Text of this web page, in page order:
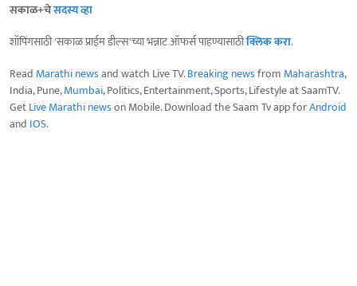
सकाळ+चेसदस्य व्हा
शॉपिंगसाठी 'सकाळ प्राईम डील्स'च्या भन्नाट ऑफर्स पाहण्यासाठीक्लिक करा.
Read Marathi newsand watch Live TV.Breaking newsfrom Maharashtra,
India, Pune,Mumbai, Politics, Entertainment, Sports, Lifestyle at SaamTV.
GetLive Marathi newson Mobile. Download the Saam Tv app forAndroid
and IOS.